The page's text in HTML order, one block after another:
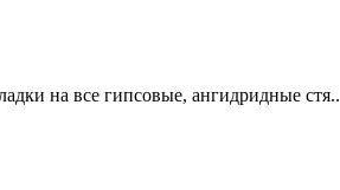
на все гипсовые, ангидридные стя..